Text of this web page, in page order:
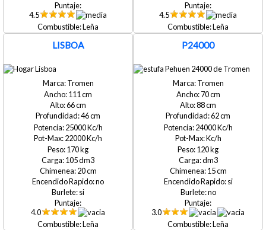
4.5
Leña
4.5
Leña
LISBOA
Tromen
111
66
46
25000
22000
170
105
20
no
si
4.0
Leña
P24000
Tromen
70
88
62
24000
120
15
si
no
3.0
Leña